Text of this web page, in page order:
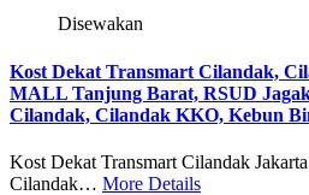
Disewakan
Kost Dekat Transmart Cilandak,
MALL Tanjung Barat, RSUD
Cilandak, Cilandak KKO, Kebun
Kost Dekat Transmart Cilandak
Cilandak… More Details